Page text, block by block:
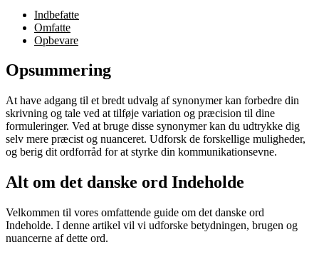
Indbefatte
Omfatte
Opbevare
Opsummering
At have adgang til et bredt udvalg af synonymer kan forbedre din
skrivning og tale ved at tilføje variation og præcision til dine
formuleringer. Ved at bruge disse synonymer kan du udtrykke dig
selv mere præcist og nuanceret. Udforsk de forskellige muligheder,
og berig dit ordforråd for at styrke din kommunikationsevne.
Alt om det danske ord Indeholde
Velkommen til vores omfattende guide om det danske ord
Indeholde. I denne artikel vil vi udforske betydningen, brugen og
nuancerne af dette ord.